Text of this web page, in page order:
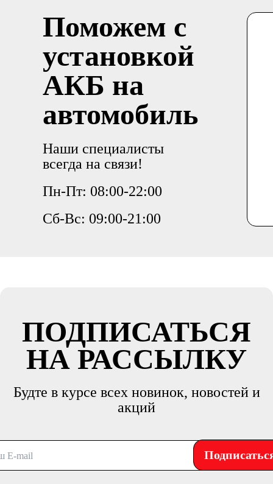
Поможем с
установкой
АКБ на
автомобиль
Наши специалисты
всегда на связи!
Пн-Пт: 08:00-22:00
Сб-Вс: 09:00-21:00
ПОДПИСАТЬСЯ
НА РАССЫЛКУ
Будте в курсе всех новинок, новостей и
акций